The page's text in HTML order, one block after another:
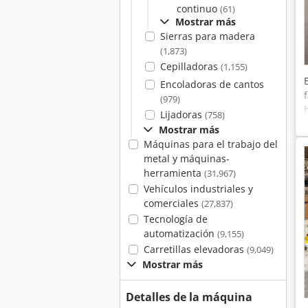
continuo (61)
Mostrar más
Sierras para madera
(1,873)
Cepilladoras (1,155)
Encoladoras de cantos
(979)
Lijadoras (758)
Mostrar más
Máquinas para el trabajo del
metal y máquinas-
herramienta (31,967)
Vehículos industriales y
comerciales (27,837)
Tecnología de
automatización (9,155)
Carretillas elevadoras (9,049)
Mostrar más
Detalles de la máquina